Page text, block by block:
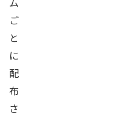
ご
と
に
配
布
さ